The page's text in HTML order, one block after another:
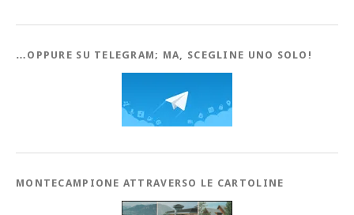
…OPPURE SU TELEGRAM; MA, SCEGLINE UNO SOLO!
MONTECAMPIONE ATTRAVERSO LE CARTOLINE